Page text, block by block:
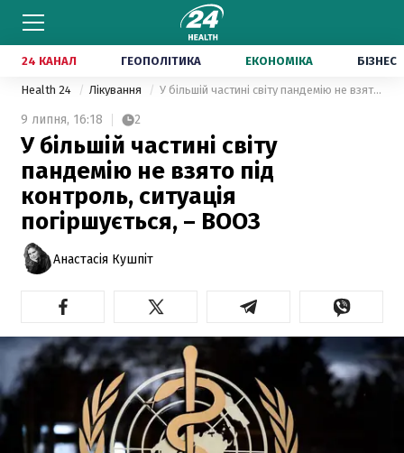
24 КАНАЛ ГЕОПОЛІТИКА ЕКОНОМІКА БІЗНЕС
Health 24 Лікування У більшій частині світу пандемію не взято під контроль, ситуація погіршується, – ВООЗ
9 липня, 16:18 2
У більшій частині світу
пандемію не взято під
контроль, ситуація
погіршується, – ВООЗ
Анастасія Кушпіт